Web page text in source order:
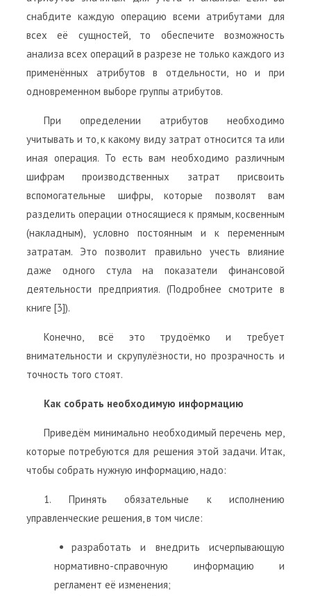
снабдите каждую операцию всеми атрибутами для
всех её сущностей, то обеспечите возможность
анализа всех операций в разрезе не только каждого из
применённых атрибутов в отдельности, но и при
одновременном выборе группы атрибутов.
При определении атрибутов необходимо
учитывать и то, к какому виду затрат относится та или
иная операция. То есть вам необходимо различным
шифрам производственных затрат присвоить
вспомогательные шифры, которые позволят вам
разделить операции относящиеся к прямым, косвенным
(накладным), условно постоянным и к переменным
затратам. Это позволит правильно учесть влияние
даже одного стула на показатели финансовой
деятельности предприятия. (Подробнее смотрите в
книге [3]).
Конечно, всё это трудоёмко и требует
внимательности и скрупулёзности, но прозрачность и
точность того стоят.
Как собрать необходимую информацию
Приведём минимально необходимый перечень мер,
которые потребуются для решения этой задачи. Итак,
чтобы собрать нужную информацию, надо:
1. Принять обязательные к исполнению
управленческие решения, в том числе:
разработать и внедрить исчерпывающую
нормативно-справочную информацию и
регламент её изменения;